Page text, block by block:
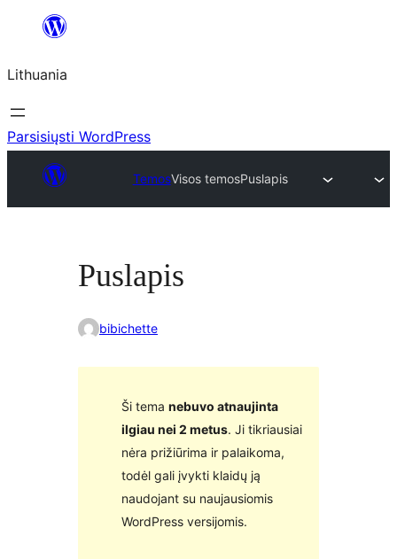
turinio
Lithuania
Parsisiųsti WordPress
TemosVisos temosPuslapis
Puslapis
bibichette
Ši tema nebuvo atnaujinta
ilgiau nei 2 metus. Ji tikriausiai
nėra prižiūrima ir palaikoma,
todėl gali įvykti klaidų ją
naudojant su naujausiomis
WordPress versijomis.